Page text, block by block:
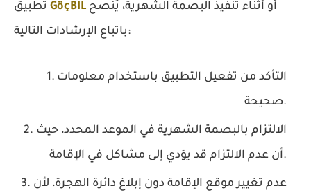
GöçBİL
باتباع الإرشادات التالية:
التأكد من تفعيل التطبيق باستخدام معلومات
صحيحة.
الالتزام بالبصمة الشهرية في الموعد المحدد، حيث
أن عدم الالتزام قد يؤدي إلى مشاكل في الإقامة.
عدم تغيير موقع الإقامة دون إبلاغ دائرة الهجرة، لأن